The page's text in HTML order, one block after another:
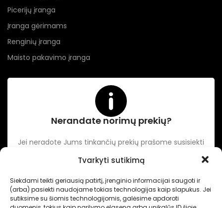
Tvarkyti sutikimą
Siekdami teikti geriausią patirtį, įrenginio informacijai saugoti ir
(arba) pasiekti naudojame tokias technologijas kaip slapukus. Jei
sutiksime su šiomis technologijomis, galėsime apdoroti
Picerijų įranga
Įranga gėrimams
Renginių įranga
Maisto pakavimo įranga
Nerandate norimų prekių?
Jei neradote Jums tinkančių prekių prašome susisiekti
Intertechnika Sukurta pagal užsakymą - Dominykas Vitkauskas
Internetinių svetainių sprendimai